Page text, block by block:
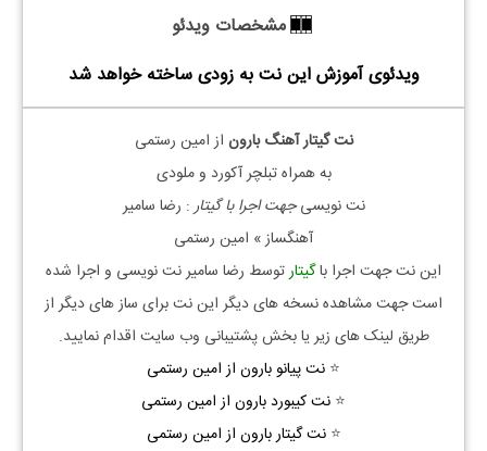
مشخصات ویدئو
ویدئوی آموزش این نت به زودی ساخته خواهد شد
نت گیتار آهنگ بارون از امین رستمی
به همراه تبلچر آکورد و ملودی
نت نویسی جهت اجرا با گیتار: رضا سامیر
آهنگساز » امین رستمی
این نت جهت اجرا باگیتارتوسط رضا سامیر نت نویسی و اجرا شده
است جهت مشاهده نسخه های دیگر این نت برای ساز های دیگر از
طریق لینک های زیر یا بخش پشتیبانی وب سایت اقدام نمایید.
⭐ نت پیانو بارون از امین رستمی
⭐ نت کیبورد بارون از امین رستمی
⭐نت گیتار بارون از امین رستمی